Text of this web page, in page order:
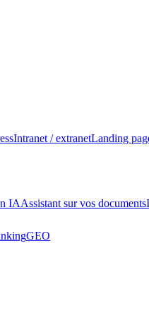
Intranet / extranetLanding
IAAssistant sur vos documents
GEO